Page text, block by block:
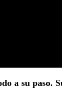
a su paso.